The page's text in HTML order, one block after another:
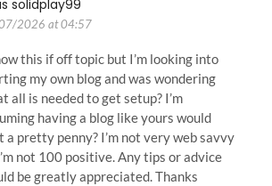
solidplay99
2026 at 04:57
this if off topic but I’m looking into
my own blog and was wondering
all is needed to get setup? I’m
having a blog like yours would
a pretty penny? I’m not very web savvy
not 100 positive. Any tips or advice
be greatly appreciated. Thanks